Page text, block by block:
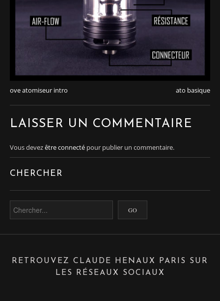
ove atomiseur intro ato basique
LAISSER UN COMMENTAIRE
Vous devezêtre connecté pour publier un commentaire.
CHERCHER
RETROUVEZ CLAUDE HENAUX PARIS SUR
LES RÉSEAUX SOCIAUX